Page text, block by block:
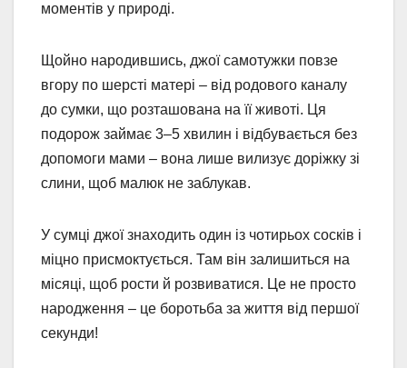
моментів у природі.
Щойно народившись, джої самотужки повзе
вгору по шерсті матері – від родового каналу
до сумки, що розташована на її животі. Ця
подорож займає 3–5 хвилин і відбувається без
допомоги мами – вона лише вилизує доріжку зі
слини, щоб малюк не заблукав.
У сумці джої знаходить один із чотирьох сосків і
міцно присмоктується. Там він залишиться на
місяці, щоб рости й розвиватися. Це не просто
народження – це боротьба за життя від першої
секунди!